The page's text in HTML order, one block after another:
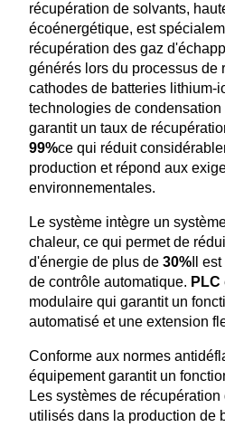
récupération de solvants,
écoénergétique, est
récupération des gaz
générés lors du processus de
cathodes de batteries lithium-
technologies de condensation
garantit un taux de
99%ce qui réduit
production et répond aux
environnementales.
Le système intègre un
chaleur, ce qui permet de
d'énergie de plus de 30%Il est
de contrôle automatique. PLC
modulaire qui garantit un
automatisé et une extension
Conforme aux normes
équipement garantit un
Les systèmes de
utilisés dans la production de